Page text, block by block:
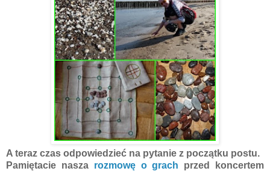
A teraz czas odpowiedzieć na pytanie z początku postu.
Pamiętacie nasza rozmowę o grach przed koncertem